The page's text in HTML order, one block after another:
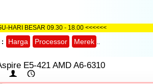
HARI BESAR 09.30 - 18.00 <<<<<<
:
Harga Processor Merek ..
E5-421 AMD A6-6310